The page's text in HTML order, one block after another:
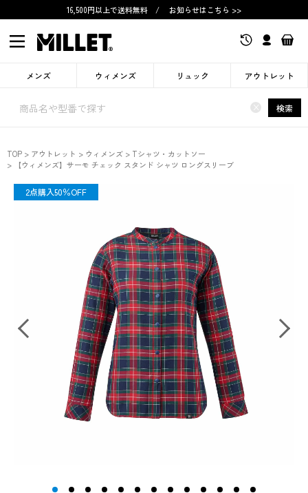
16,500円以上で送料無料 / お知らせはこちら >>
メンズ ウィメンズ リュック アウトレット
× 検索
TOP アウトレット ウィメンズ
Tシャツ・カットソー
【ウィメンズ】サーモ チェック スタンド シャツ ロングスリーブ
OUTLET
2点購入50％OFF